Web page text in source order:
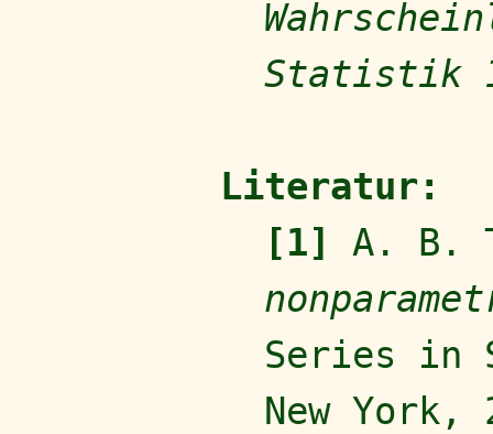
Statistik
Literatur:
[1]
A. B.
Series in
New York,